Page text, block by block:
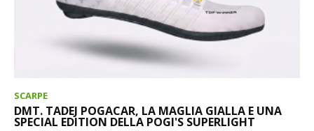
SCARPE
DMT. TADEJ POGACAR, LA MAGLIA GIALLA E UNA
SPECIAL EDITION DELLA POGI'S SUPERLIGHT